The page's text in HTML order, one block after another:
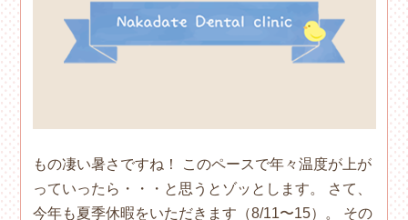
もの凄い暑さですね！ このペースで年々温度が上が
っていったら・・・と思うとゾッとします。 さて、
今年も夏季休暇をいただきます（8/11〜15）。 その